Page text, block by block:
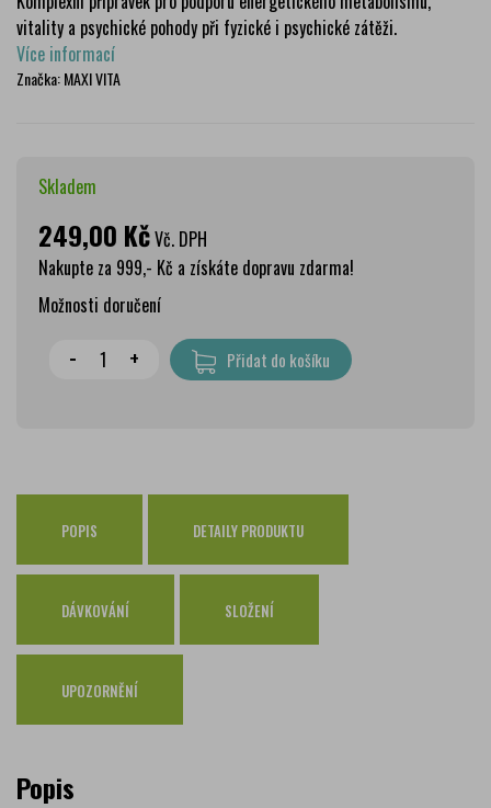
vitality a psychické pohody při fyzické i psychické zátěži.
Více informací
Značka:MAXI VITA
Skladem
249,00 KčVč. DPH
Nakupte za 999,- Kč a získáte dopravu zdarma!
Možnosti doručení
Wolt doprava
zdarma
79 Kč
Osobní odběr Pražákova
zdarma
Osobní odběr Kounicova
Česká pošta
zdarma
PPL
GLS
zdarma
- + Přidat do košíku
POPIS DETAILY PRODUKTU
DÁVKOVÁNÍ SLOŽENÍ
UPOZORNĚNÍ
Popis